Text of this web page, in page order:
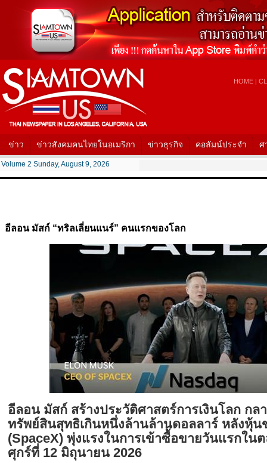
HOME |
ข่าว ข่าวสังคมคนไทยในอเมริกา ข่าวธุรกิจ คอลัมน์ประจำ ศ
Volume 2 Sunday, August 9, 2026
อีลอน มัสก์ “ทริลเลี่ยนแนร์” คนแรกของโลก
อีลอน มัสก์ สร้างประวัติศาสตร์การเงินโลก ก
ทรัพย์สินสุทธิเกินหนึ่งล้านล้านดอลลาร์ หลังหุ้น
(SpaceX) พุ่งแรงในการเข้าซื้อขายวันแรกใน
ศุกร์ที่ 12 มิถุนายน 2026